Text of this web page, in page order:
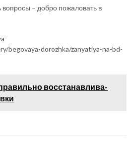
вопросы – добро пожаловать в
begovaya-dorozhka/zanyatiya-na-bd-
вос­ста­нав­ли­ва­